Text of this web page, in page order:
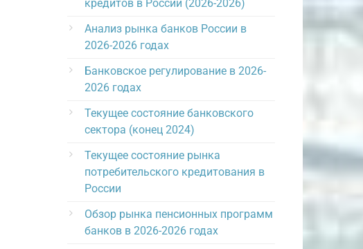
кредитов в России (2026-2026)
Анализ рынка банков России в
2026-2026 годах
Банковское регулирование в 2026-
2026 годах
Текущее состояние банковского
сектора (конец 2024)
Текущее состояние рынка
потребительского кредитования в
России
Обзор рынка пенсионных программ
банков в 2026-2026 годах